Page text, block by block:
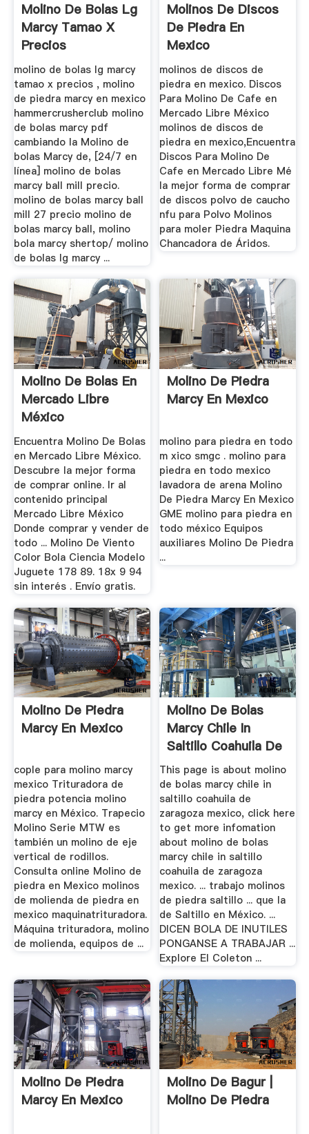
Molino De Bolas Lg
Marcy Tamao X
Precios
molino de bolas lg marcy
tamao x precios , molino
de piedra marcy en mexico
hammercrusherclub molino
de bolas marcy pdf
cambiando la Molino de
bolas Marcy de, [24/7 en
línea] molino de bolas
marcy ball mill precio.
molino de bolas marcy ball
mill 27 precio molino de
bolas marcy ball, molino
bola marcy shertop/ molino
de bolas lg marcy ...
Molinos De Discos
De Piedra En
Mexico
molinos de discos de
piedra en mexico. Discos
Para Molino De Cafe en
Mercado Libre México
molinos de discos de
piedra en mexico,Encuentra
Discos Para Molino De
Cafe en Mercado Libre Mé
la mejor forma de comprar
de discos polvo de caucho
nfu para Polvo Molinos
para moler Piedra Maquina
Chancadora de Áridos.
Molino De Bolas En
Mercado Libre
México
Encuentra Molino De Bolas
en Mercado Libre México.
Descubre la mejor forma
de comprar online. Ir al
contenido principal
Mercado Libre México
Donde comprar y vender de
todo ... Molino De Viento
Color Bola Ciencia Modelo
Juguete 178 89. 18x 9 94
sin interés . Envío gratis.
Molino De Piedra
Marcy En Mexico
molino para piedra en todo
m xico smgc . molino para
piedra en todo mexico
lavadora de arena Molino
De Piedra Marcy En Mexico
GME molino para piedra en
todo méxico Equipos
auxiliares Molino De Piedra
...
Molino De Piedra
Marcy En Mexico
cople para molino marcy
mexico Trituradora de
piedra potencia molino
marcy en México. Trapecio
Molino Serie MTW es
también un molino de eje
vertical de rodillos.
Consulta online Molino de
piedra en Mexico molinos
de molienda de piedra en
mexico maquinatrituradora.
Máquina trituradora, molino
de molienda, equipos de ...
Molino De Bolas
Marcy Chile In
Saltillo Coahuila De
...
This page is about molino
de bolas marcy chile in
saltillo coahuila de
zaragoza mexico, click here
to get more infomation
about molino de bolas
marcy chile in saltillo
coahuila de zaragoza
mexico. ... trabajo molinos
de piedra saltillo ... que la
de Saltillo en México. ...
DICEN BOLA DE INUTILES
PONGANSE A TRABAJAR ...
Explore El Coleton ...
Molino De Piedra
Marcy En Mexico
Molino De Bagur |
Molino De Piedra